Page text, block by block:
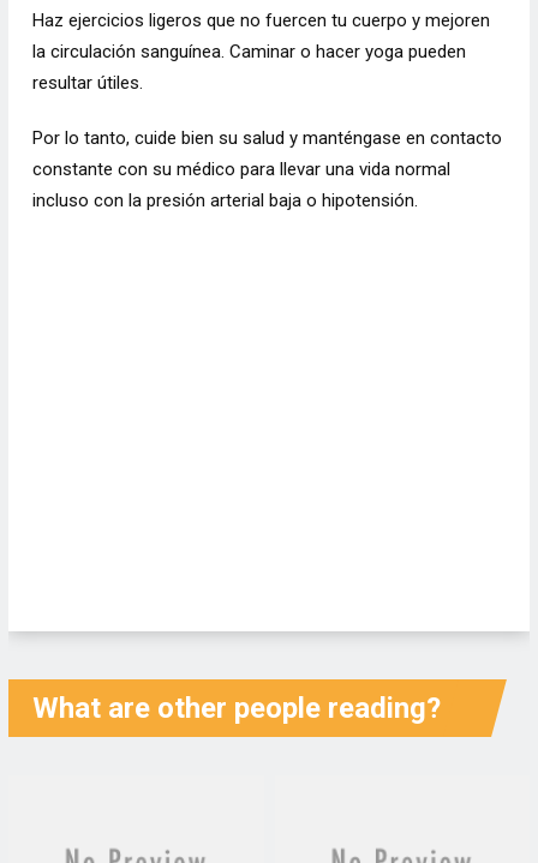
Haz ejercicios ligeros que no fuercen tu cuerpo y mejoren
la circulación sanguínea. Caminar o hacer yoga pueden
resultar útiles.
Por lo tanto, cuide bien su salud y manténgase en contacto
constante con su médico para llevar una vida normal
incluso con la presión arterial baja o hipotensión.
What are other people reading?